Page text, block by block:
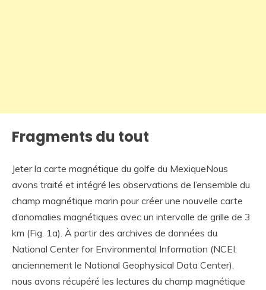
Fragments du tout
Jeter la carte magnétique du golfe du MexiqueNous
avons traité et intégré les observations de l’ensemble du
champ magnétique marin pour créer une nouvelle carte
d’anomalies magnétiques avec un intervalle de grille de 3
km (Fig. 1a). À partir des archives de données du
National Center for Environmental Information (NCEI;
anciennement le National Geophysical Data Center),
nous avons récupéré les lectures du champ magnétique